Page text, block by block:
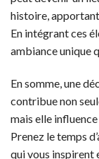
histoire,
En intégrant ces
ambiance unique
En somme, une
contribue non
mais elle
Prenez le temps
qui vous